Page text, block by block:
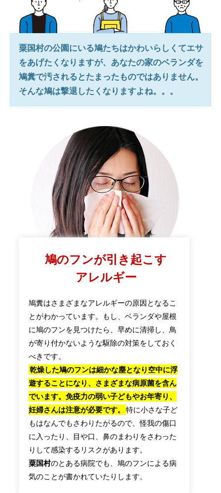
粟国村の公園にいる鳩たちはかわいらしくてエサ
をあげたくなりますが、あなたの家のベランダを
鳩糞で汚されるとたまったものではありません。
そんな鳩は撃退したくなりますよね。。。
鳩のフンが引き起こす
アレルギー
鳩糞はさまざまなアレルギーの原因となるこ
とがわかっています。もし、ベランダや屋根
に鳩のフンを見つけたら、早めに清掃し、鳥
が寄り付かないような駆除の対策をしておく
べきです。
乾燥した鳩のフンは細かな塵となり空中に浮
遊することになり、さまざまな病原菌を含ん
でいます。免疫力の弱い子どもやお年寄り、
妊婦さんは注意が必要です。
特に小さな子ど
もはなんでもさわりたがるので、怪我の傷口
に入ったり、目や口、鼻のまわりをさわった
りして感染するリスクがあります。
粟国村のとある病院でも、鳩のフンによる病
気のことが書かれていたりします。